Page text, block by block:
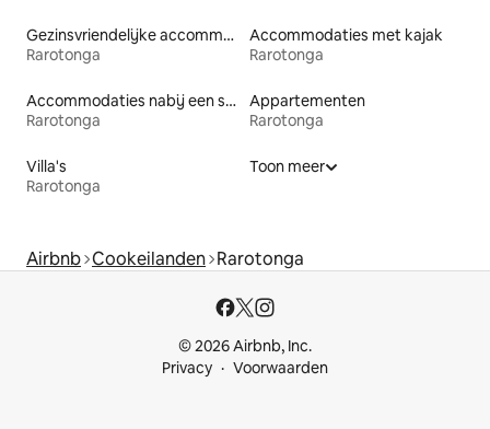
Gezinsvriendelijke accommodaties
Rarotonga
Accommodaties met kajak
Rarotonga
Accommodaties nabij een strand
Rarotonga
Appartementen
Rarotonga
Villa's
Rarotonga
Toon meer
Airbnb Cookeilanden Rarotonga
© 2026 Airbnb, Inc.
Privacy
Voorwaarden